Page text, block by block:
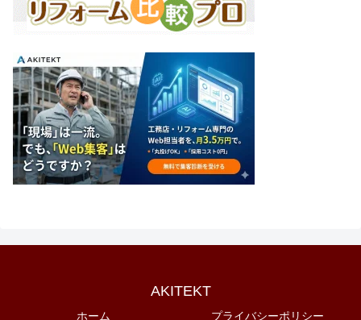
AKITEKT
ホーム プライバシーポリシー